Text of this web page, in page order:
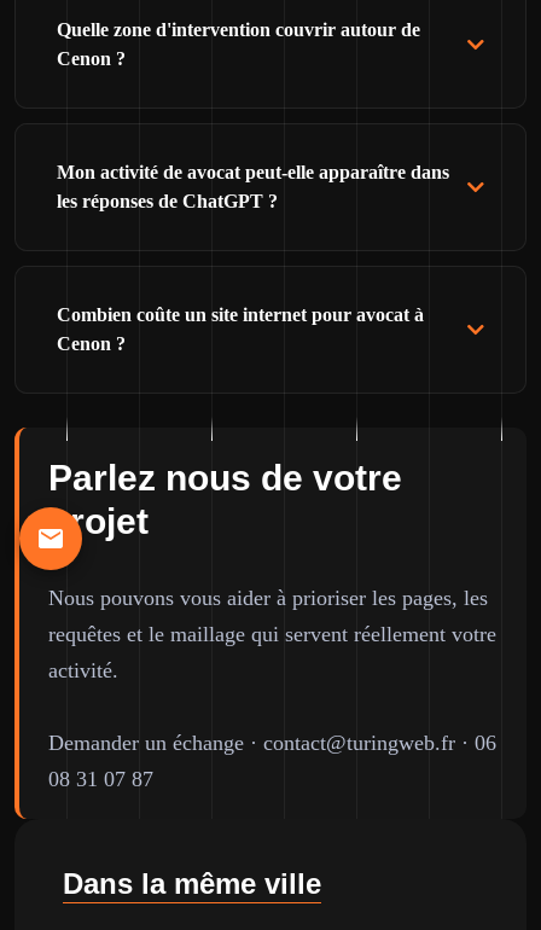
Quelle zone d'intervention couvrir autour de
Cenon ?
Mon activité de avocat peut-elle apparaître dans
les réponses de ChatGPT ?
Combien coûte un site internet pour avocat à
Cenon ?
Parlez nous de votre
projet
Nous pouvons vous aider à prioriser les pages, les
requêtes et le maillage qui servent réellement votre
activité.
Demander un échange · contact@turingweb.fr · 06
08 31 07 87
Dans la même ville